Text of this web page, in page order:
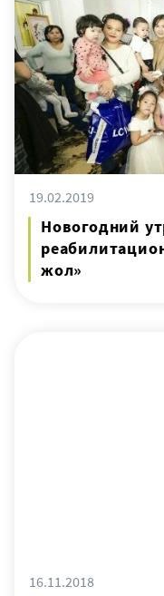
19.02.2019
Новогодний
жол»
16.11.2018